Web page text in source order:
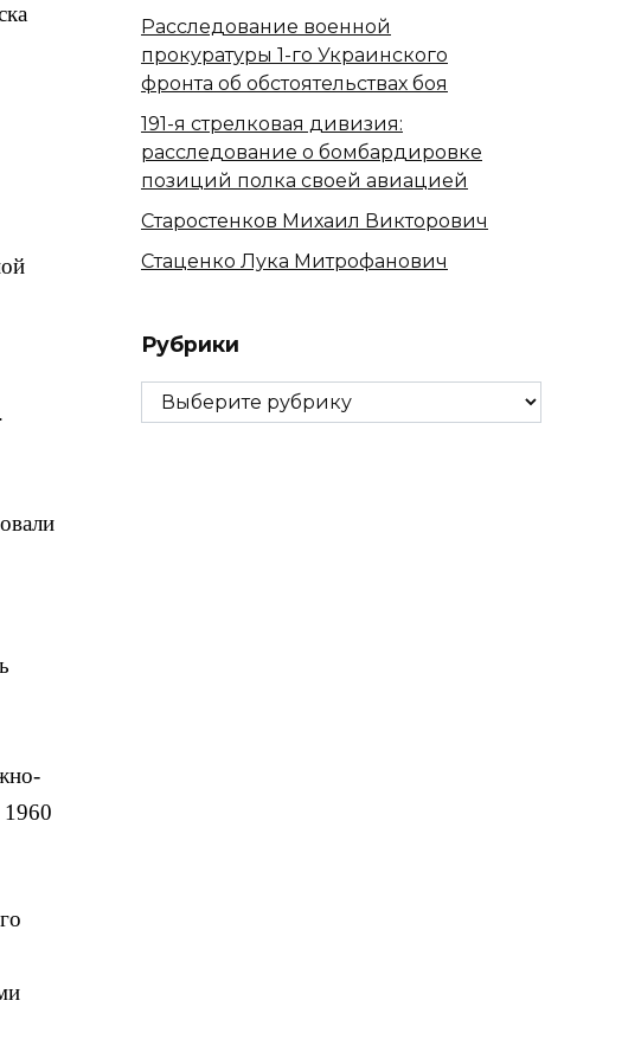
Расследование военной
прокуратуры 1-го Украинского
фронта об обстоятельствах боя
191-я стрелковая дивизия:
расследование о бомбардировке
позиций полка своей авиацией
Старостенков Михаил Викторович
Стаценко Лука Митрофанович
Рубрики
Рубрики